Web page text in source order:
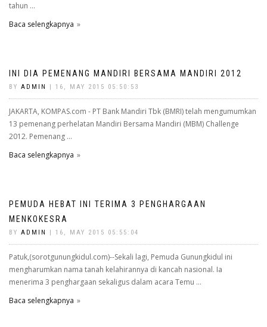
tahun ...
Baca selengkapnya
INI DIA PEMENANG MANDIRI BERSAMA MANDIRI 2012
BY ADMIN | 16, MAY 2015 05:50:53
JAKARTA, KOMPAS.com - PT Bank Mandiri Tbk (BMRI) telah mengumumkan
13 pemenang perhelatan Mandiri Bersama Mandiri (MBM) Challenge
2012. Pemenang ...
Baca selengkapnya
PEMUDA HEBAT INI TERIMA 3 PENGHARGAAN
MENKOKESRA
BY ADMIN | 16, MAY 2015 05:55:04
Patuk,(sorotgunungkidul.com)--Sekali lagi, Pemuda Gunungkidul ini
mengharumkan nama tanah kelahirannya di kancah nasional. Ia
menerima 3 penghargaan sekaligus dalam acara Temu ...
Baca selengkapnya